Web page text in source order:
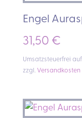
Engel
31,50 €
Umsatzsteuerfrei
zzgl. Versandkosten